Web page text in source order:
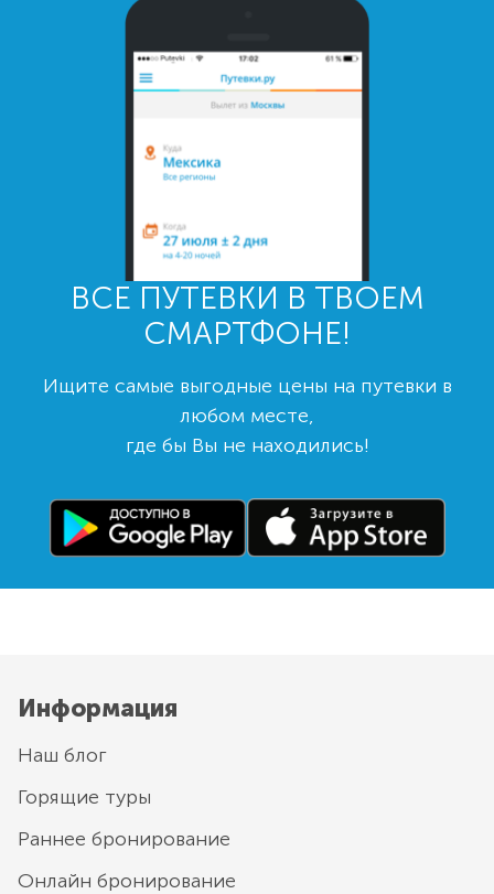
ВСЕ ПУТЕВКИ В ТВОЕМ
СМАРТФОНЕ!
Ищите самые выгодные цены на путевки в
любом месте,
где бы Вы не находились!
Информация
Наш блог
Горящие туры
Раннее бронирование
Онлайн бронирование